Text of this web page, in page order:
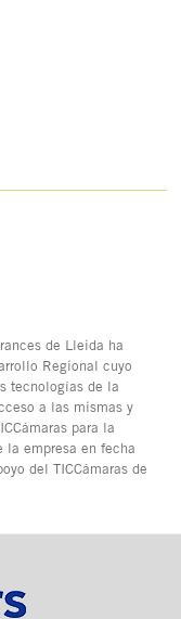
de Lleida ha
Regional cuyo
tecnologías de la
a las mismas y
para la
la empresa en fecha
del TICCámaras de